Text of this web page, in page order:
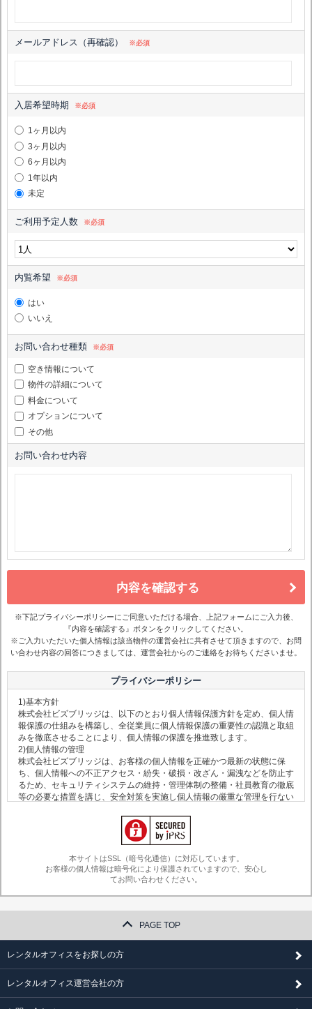
メールアドレス（再確認） ※必須
入居希望時期 ※必須
1ヶ月以内
3ヶ月以内
6ヶ月以内
1年以内
未定
ご利用予定人数 ※必須
内覧希望 ※必須
はい
いいえ
お問い合わせ種類 ※必須
空き情報について
物件の詳細について
料金について
オプションについて
その他
お問い合わせ内容
内容を確認する
※下記プライバシーポリシーにご同意いただける場合、上記フォームにご入力後、
『内容を確認する』ボタンをクリックしてください。
※ご入力いただいた個人情報は該当物件の運営会社に共有させて頂きますので、お問
い合わせ内容の回答につきましては、運営会社からのご連絡をお待ちくださいませ。
プライバシーポリシー
1)基本方針
株式会社ビズブリッジは、以下のとおり個人情報保護方針を定め、個人情
報保護の仕組みを構築し、全従業員に個人情報保護の重要性の認識と取組
みを徹底させることにより、個人情報の保護を推進致します。
2)個人情報の管理
株式会社ビズブリッジは、お客様の個人情報を正確かつ最新の状態に保
ち、個人情報への不正アクセス・紛失・破損・改ざん・漏洩などを防止す
るため、セキュリティシステムの維持・管理体制の整備・社員教育の徹底
等の必要な措置を講じ、安全対策を実施し個人情報の厳重な管理を行ない
本ウェブサイトでは、お客様からのお問い合わせ時に、お名前、e-mailア
ドレス、電話番号等の個人情報をご登録いただく場合がございますが、こ
れらの個人情報はご提供いただく際の目的や株式会社ビズブリッジからお
客様への情報提供以外では利用いたしません。
4)個人情報の第三者への開示・提供の禁止
・お客様が希望されるサービスを行なうために株式会社ビズブリッジが業
務を委託する業者に対して開示をする必要がある場合
株式会社ビズブリッジでは、ヤフー株式会社をはじめとする第三者から配
信される広告が掲載される場合があり、これに関連して、当該第三者が、
本サイトはSSL（暗号化通信）に対応しています。
お客様の個人情報は暗号化により保護されていますので、安心し
てお問い合わせください。
PAGE TOP
レンタルオフィスをお探しの方
レンタルオフィス運営会社の方